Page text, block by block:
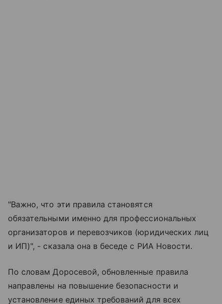
"Важно, что эти правила становятся
обязательными именно для профессиональных
организаторов и перевозчиков (юридических лиц
и ИП)", - сказала она в беседе с РИА Новости.
По словам Доросевой, обновленные правила
направлены на повышение безопасности и
установление единых требований для всех